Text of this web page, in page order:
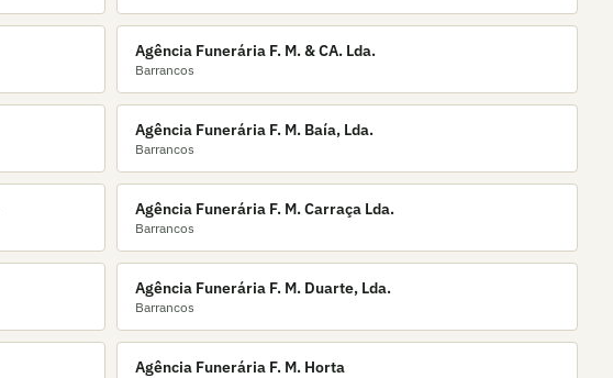
Agência Funerária F. M. & CA. Lda.
Barrancos
Agência Funerária F. M. Baía, Lda.
Barrancos
Agência Funerária F. M. Carraça Lda.
Barrancos
Agência Funerária F. M. Duarte, Lda.
Barrancos
Agência Funerária F. M. Horta